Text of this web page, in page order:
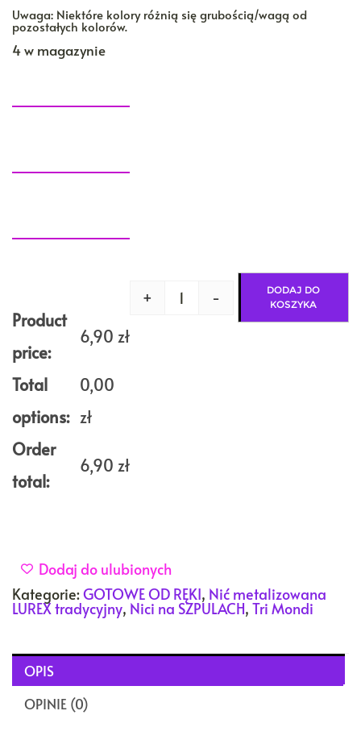
Uwaga: Niektóre kolory różnią się grubością/wagą od
pozostałych kolorów.
4 w magazynie
Product
price:
6,90 zł
Total
options:
0,00
zł
Order
total:
6,90 zł
+
ilość
metalizowana
-
DODAJ DO
KOSZYKA
Dodaj do ulubionych
Kategorie:GOTOWE OD RĘKI, Nić metalizowana
LUREX tradycyjny, Nici na SZPULACH, Tri Mondi
OPIS
OPINIE (0)